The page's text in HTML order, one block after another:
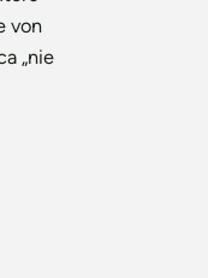
von
„nie